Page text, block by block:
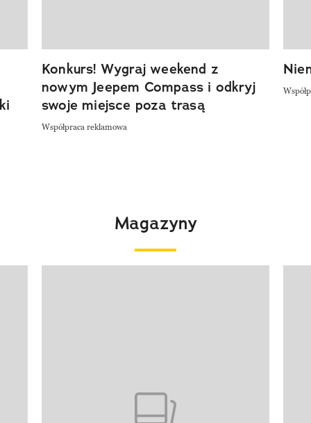
Konkurs! Wygraj weekend z
nowym Jeepem Compass i odkryj
swoje miejsce poza trasą
Współpraca reklamowa
Magazyny